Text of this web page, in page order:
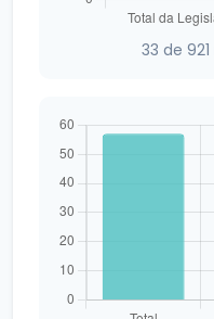
33 de